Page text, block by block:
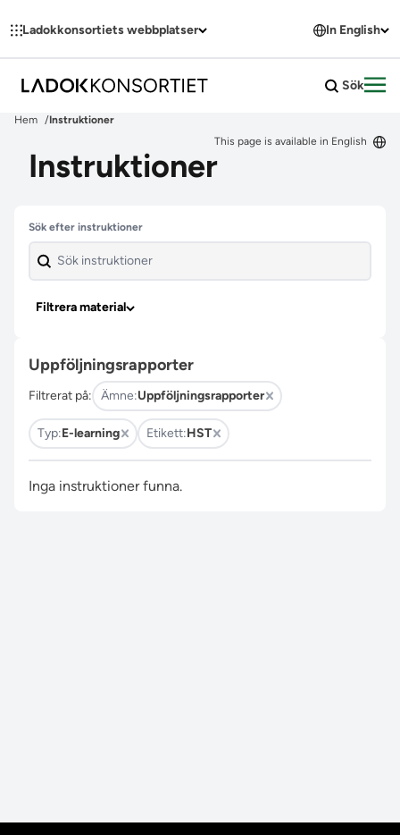
Ladokkonsortiets webbplatser In English
Sök
Hem
Instruktioner
This page is available in English
Instruktioner
Hoppa över filter
Sök efter instruktioner
Filtrera material
Uppföljningsrapporter
Filtrerat på: Ämne:Uppföljningsrapporter
Typ:E-learning Etikett:HST
Inga instruktioner funna.